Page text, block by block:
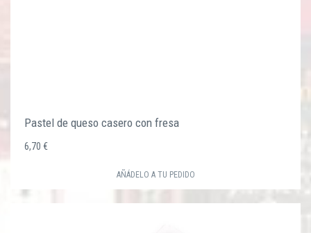
Pastel de queso casero con fresa
6,70 €
AÑÁDELO A TU PEDIDO